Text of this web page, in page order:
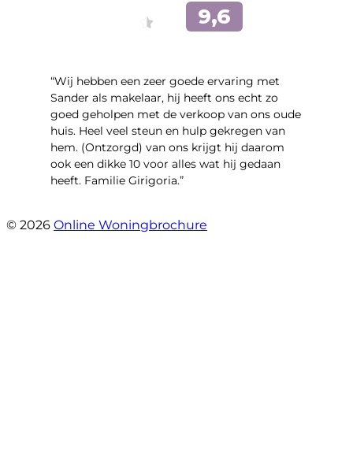
“Wij hebben een zeer goede ervaring met
Sander als makelaar, hij heeft ons echt zo
goed geholpen met de verkoop van ons oude
huis. Heel veel steun en hulp gekregen van
hem. (Ontzorgd) van ons krijgt hij daarom
ook een dikke 10 voor alles wat hij gedaan
heeft. Familie Girigoria.”
© 2026 Online Woningbrochure